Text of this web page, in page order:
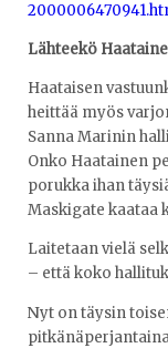
Lähteekö
Haataisen
heittää myös
Sanna Marinin
Onko Haatainen
porukka ihan
Maskigate kaataa
Laitetaan vielä
– että koko
Nyt on täysin